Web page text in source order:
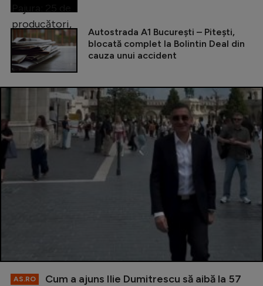
Autostrada A1 București – Pitești,
blocată complet la Bolintin Deal din
cauza unui accident
AS.RO
Cum a ajuns Ilie Dumitrescu să aibă la 57